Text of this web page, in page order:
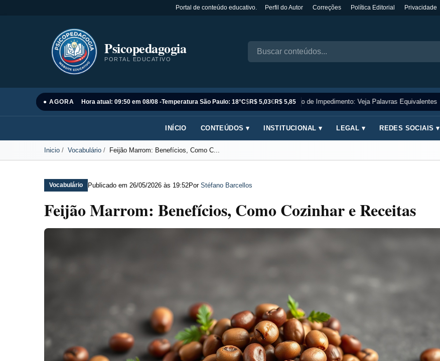
Portal de conteúdo educativo. Perfil do Autor Correções Política Editorial Privacidade
Psicopedagogia
PORTAL EDUCATIVO
● AGORA Hora atual: 09:50 em 08/08 -Temperatura São Paulo: 18°C$R$ 5,03€R$ 5,85
Sinônimo de Impedimento: Veja Palavras Equivalentes
INÍCIO CONTEÚDOS ▾ INSTITUCIONAL ▾ LEGAL ▾ REDES SOCIAIS ▾
Inicio Vocabulário Feijão Marrom: Benefícios, Como C...
Vocabulário Publicado em 26/05/2026 às 19:52Por Stéfano Barcellos
Feijão Marrom: Benefícios, Como Cozinhar e Receitas